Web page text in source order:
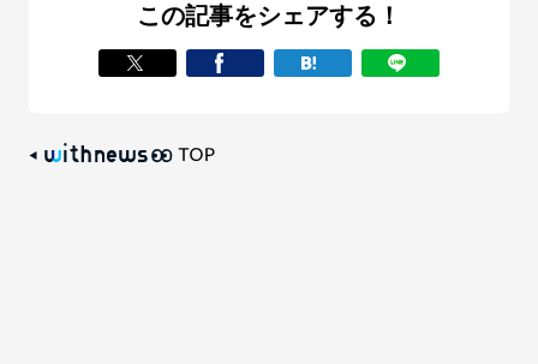
この記事をシェアする！